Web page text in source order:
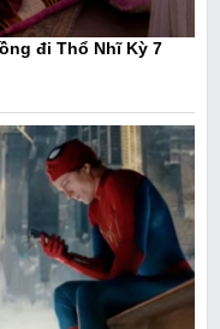
đi Thổ Nhĩ Kỳ 7